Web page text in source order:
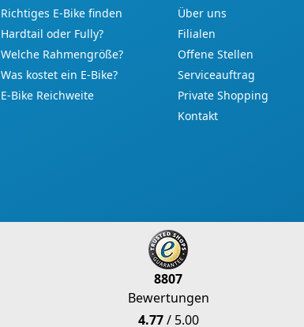
Richtiges E-Bike finden
Hardtail oder Fully?
Welche Rahmengröße?
Was kostet ein E-Bike?
E-Bike Reichweite
Über uns
Filialen
Offene Stellen
Serviceauftrag
Private Shopping
Kontakt
8807
Bewertungen
4.77/ 5.00